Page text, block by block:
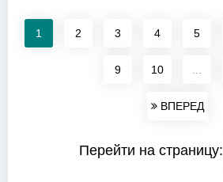
1 2 3 4 5
9 10
ВПЕРЕД
Перейти на страницу: